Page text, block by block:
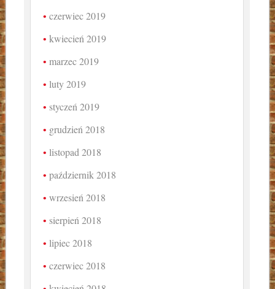
czerwiec 2019
kwiecień 2019
marzec 2019
luty 2019
styczeń 2019
grudzień 2018
listopad 2018
październik 2018
wrzesień 2018
sierpień 2018
lipiec 2018
czerwiec 2018